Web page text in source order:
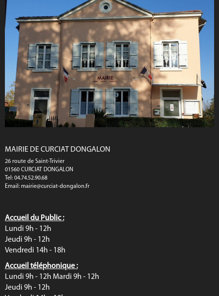
MAIRIE DE CURCIAT DONGALON
26 route de Saint-Trivier
01560 CURCIAT DONGALON
Tel: 04.74.52.90.68
Email: mairie@curciat-dongalon.fr
Accueil du Public :
Lundi 9h - 12h
Jeudi 9h - 12h
Vendredi 14h - 18h
Accueil téléphonique :
Lundi 9h - 12h Mardi 9h - 12h
Jeudi 9h - 12h